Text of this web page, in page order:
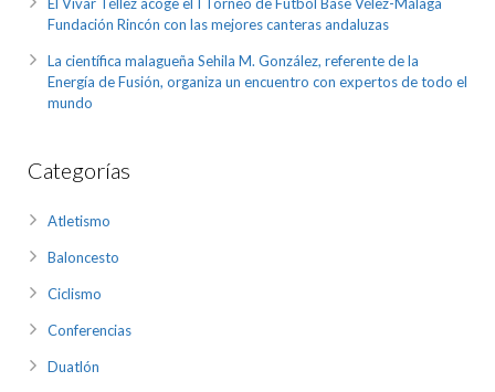
Fundación Rincón con las mejores canteras andaluzas
La científica malagueña Sehila M. González, referente de la
Energía de Fusión, organiza un encuentro con expertos de todo el
mundo
Categorías
Atletismo
Baloncesto
Ciclismo
Conferencias
Duatlón